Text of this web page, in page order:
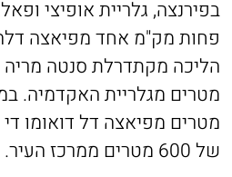
בפירנצה, גלריית אופיצי
מטרים מפיאצה דל דואומו
של 600 מטרים ממרכז העיר.